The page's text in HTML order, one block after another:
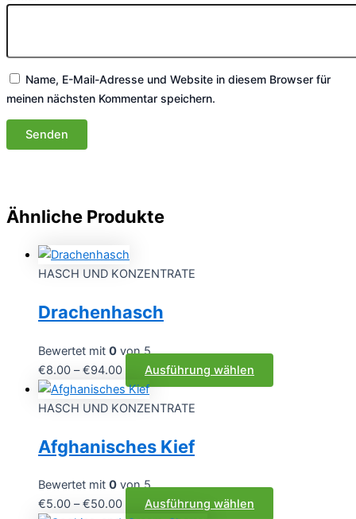
Name, E-Mail-Adresse und Website in diesem Browser für
meinen nächsten Kommentar speichern.
Ähnliche Produkte
HASCH UND KONZENTRATE
Drachenhasch
Bewertet mit 0 von 5
€8.00 –€94.00Preisspanne:
€8.00
bis
Ausführung wählen
Produkt
HASCH UND KONZENTRATE
Afghanisches Kief
Bewertet mit 0 von 5
€5.00 –€50.00Preisspanne:
Ausführung wählen